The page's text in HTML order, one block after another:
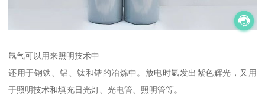
氩气可以用来照明技术中
还用于钢铁、铝、钛和锆的冶炼中。放电时氩发出紫色辉光，又用
于照明技术和填充日光灯、光电管、照明管等。